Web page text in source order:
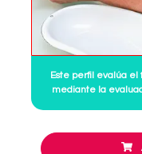
Este perfil evalúa el
mediante la